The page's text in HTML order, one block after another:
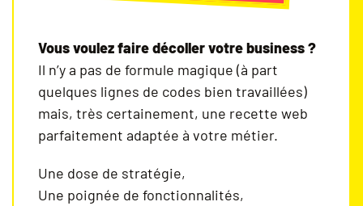
Vous voulez faire décoller votre business ?
Il n’y a pas de formule magique (à part
quelques lignes de codes bien travaillées)
mais, très certainement, une recette web
parfaitement adaptée à votre métier.
Une dose de stratégie,
Une poignée de fonctionnalités,